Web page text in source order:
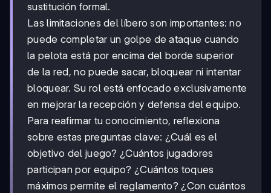
sustitución formal.
Las limitaciones del líbero son importantes: no
puede completar un golpe de ataque cuando
la pelota está por encima del borde superior
de la red, no puede sacar, bloquear ni intentar
bloquear. Su rol está enfocado exclusivamente
en mejorar la recepción y defensa del equipo.
Para reafirmar tu conocimiento, reflexiona
sobre estas preguntas clave: ¿Cuál es el
objetivo del juego? ¿Cuántos jugadores
participan por equipo? ¿Cuántos toques
máximos permite el reglamento? ¿Con cuántos